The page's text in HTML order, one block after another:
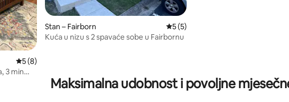
Prosječna ocjena: 5/5, recenzija: 8
5 (8)
3 min
Stan – Fairborn Prosječna ocjena: 5/5, recenzija: 5
5 (5)
Kuća u nizu s 2 spavaće sobe u Fairbornu
Maksimalna udobnost i povoljne